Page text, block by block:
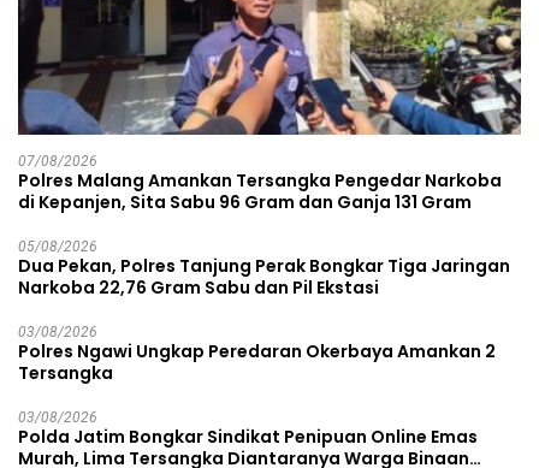
07/08/2026
Polres Malang Amankan Tersangka Pengedar Narkoba
di Kepanjen, Sita Sabu 96 Gram dan Ganja 131 Gram
05/08/2026
Dua Pekan, Polres Tanjung Perak Bongkar Tiga Jaringan
Narkoba 22,76 Gram Sabu dan Pil Ekstasi
03/08/2026
Polres Ngawi Ungkap Peredaran Okerbaya Amankan 2
Tersangka
03/08/2026
Polda Jatim Bongkar Sindikat Penipuan Online Emas
Murah, Lima Tersangka Diantaranya Warga Binaan